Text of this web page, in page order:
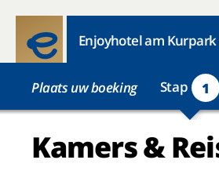
Enjoyhotel am
Plaats uw boeking Stap 1
Kamers &